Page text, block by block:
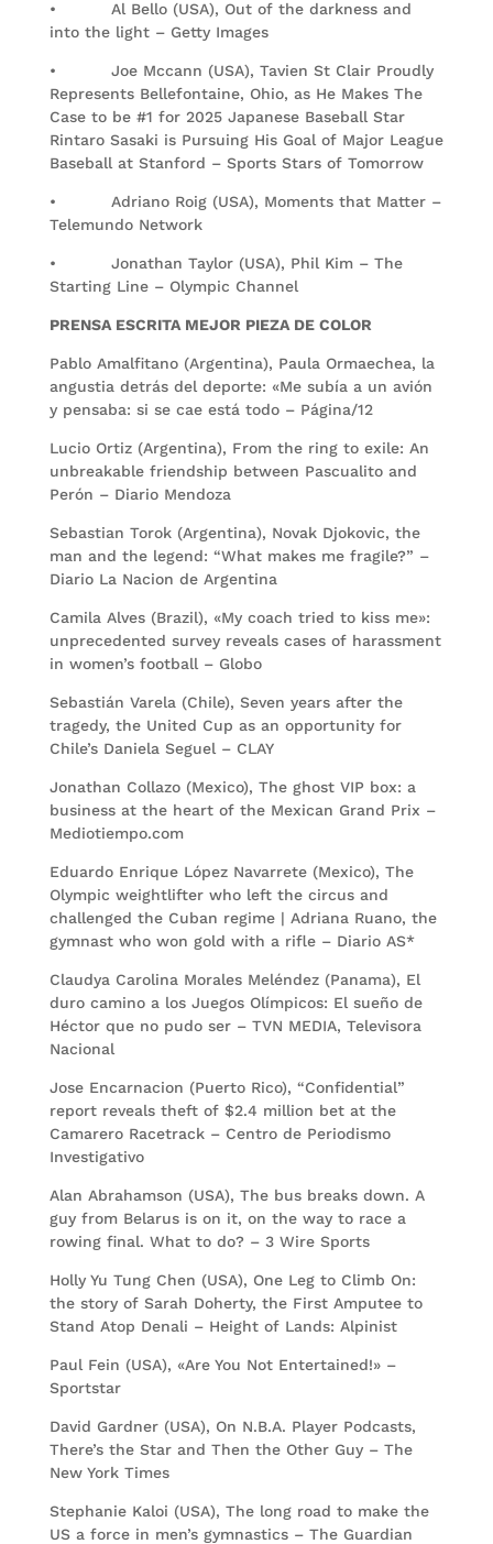
• Al Bello (USA), Out of the darkness and
into the light – Getty Images
• Joe Mccann (USA), Tavien St Clair Proudly
Represents Bellefontaine, Ohio, as He Makes The
Case to be #1 for 2025 Japanese Baseball Star
Rintaro Sasaki is Pursuing His Goal of Major League
Baseball at Stanford – Sports Stars of Tomorrow
• Adriano Roig (USA), Moments that Matter –
Telemundo Network
• Jonathan Taylor (USA), Phil Kim – The
Starting Line – Olympic Channel
PRENSA ESCRITA MEJOR PIEZA DE COLOR
Pablo Amalfitano (Argentina), Paula Ormaechea, la
angustia detrás del deporte: «Me subía a un avión
y pensaba: si se cae está todo – Página/12
Lucio Ortiz (Argentina), From the ring to exile: An
unbreakable friendship between Pascualito and
Perón – Diario Mendoza
Sebastian Torok (Argentina), Novak Djokovic, the
man and the legend: “What makes me fragile?” –
Diario La Nacion de Argentina
Camila Alves (Brazil), «My coach tried to kiss me»:
unprecedented survey reveals cases of harassment
in women’s football – Globo
Sebastián Varela (Chile), Seven years after the
tragedy, the United Cup as an opportunity for
Chile’s Daniela Seguel – CLAY
Jonathan Collazo (Mexico), The ghost VIP box: a
business at the heart of the Mexican Grand Prix –
Mediotiempo.com
Eduardo Enrique López Navarrete (Mexico), The
Olympic weightlifter who left the circus and
challenged the Cuban regime | Adriana Ruano, the
gymnast who won gold with a rifle – Diario AS*
Claudya Carolina Morales Meléndez (Panama), El
duro camino a los Juegos Olímpicos: El sueño de
Héctor que no pudo ser – TVN MEDIA, Televisora
Nacional
Jose Encarnacion (Puerto Rico), “Confidential”
report reveals theft of $2.4 million bet at the
Camarero Racetrack – Centro de Periodismo
Investigativo
Alan Abrahamson (USA), The bus breaks down. A
guy from Belarus is on it, on the way to race a
rowing final. What to do? – 3 Wire Sports
Holly Yu Tung Chen (USA), One Leg to Climb On:
the story of Sarah Doherty, the First Amputee to
Stand Atop Denali – Height of Lands: Alpinist
Paul Fein (USA), «Are You Not Entertained!» –
Sportstar
David Gardner (USA), On N.B.A. Player Podcasts,
There’s the Star and Then the Other Guy – The
New York Times
Stephanie Kaloi (USA), The long road to make the
US a force in men’s gymnastics – The Guardian